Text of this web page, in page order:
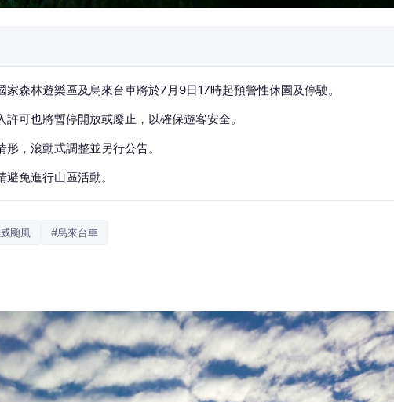
森林遊樂區及烏來台車將於7月9日17時起預警性休園及停駛。
可也將暫停開放或廢止，以確保遊客安全。
，滾動式調整並另行公告。
免進行山區活動。
颱風 #烏來台車